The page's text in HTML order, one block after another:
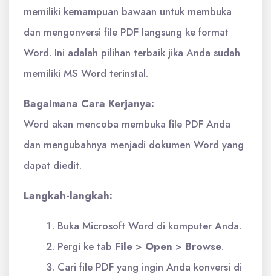
memiliki kemampuan bawaan untuk membuka
dan mengonversi file PDF langsung ke format
Word. Ini adalah pilihan terbaik jika Anda sudah
memiliki MS Word terinstal.
Bagaimana Cara Kerjanya:
Word akan mencoba membuka file PDF Anda
dan mengubahnya menjadi dokumen Word yang
dapat diedit.
Langkah-langkah:
Buka Microsoft Word di komputer Anda.
Pergi ke tab File > Open > Browse.
Cari file PDF yang ingin Anda konversi di